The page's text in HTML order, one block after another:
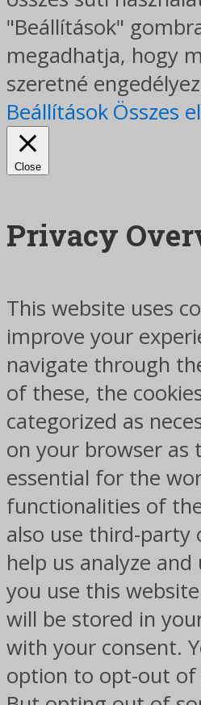
"Beállítások"
megadhatja, hogy
szeretné
Beállítások Összes
Close
Privacy
This website uses
improve your
navigate through
of these, the
categorized as
on your browser as
essential for the
functionalities of
also use third-party
help us analyze
you use this
will be stored in
with your consent.
option to opt-out of